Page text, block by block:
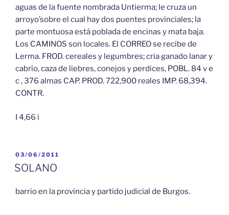
aguas de la fuente nombrada Untierma; le cruza un
arroyo’sobre el cual hay dos puentes provinciales; la
parte montuosa está poblada de encinas y mata baja.
Los CAMINOS son locales. El CORREO se recibe de
Lerma. FROD. cereales y legumbres; cria ganado lanar y
cabrío, caza de liebres, conejos y perdices, POBL. 84 v e
c , 376 almas CAP. PROD. 722,900 reales IMP. 68,394.
CONTR.
I 4,66 i
PUBLICADO
EL
03/06/2011
SOLANO
barrio en la provincia y partido judicial de Burgos.